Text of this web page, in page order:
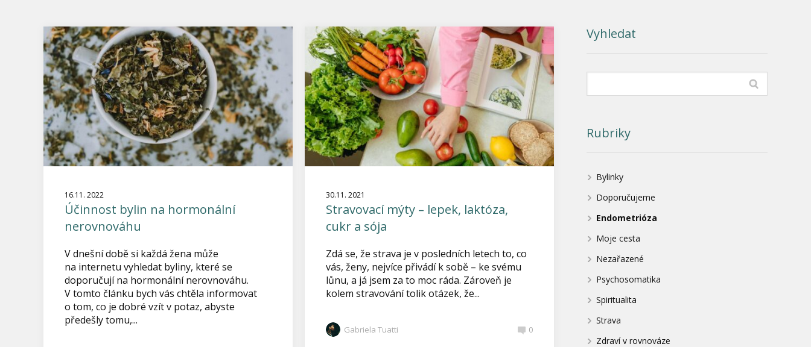
16.11. 2022
Účinnost bylin na hormonální
nerovnováhu
V dnešní době si každá žena může
na internetu vyhledat byliny, které se
doporučují na hormonální nerovnováhu.
V tomto článku bych vás chtěla informovat
o tom, co je dobré vzít v potaz, abyste
předešly tomu,...
30.11. 2021
Stravovací mýty – lepek, laktóza,
cukr a sója
Zdá se, že strava je v posledních letech to, co
vás, ženy, nejvíce přivádí k sobě – ke svému
lůnu, a já jsem za to moc ráda. Zároveň je
kolem stravování tolik otázek, že...
Gabriela Tuatti 0
Vyhledat
Rubriky
Bylinky
Doporučujeme
Endometrióza
Moje cesta
Nezařazené
Psychosomatika
Spiritualita
Strava
Zdraví v rovnováze